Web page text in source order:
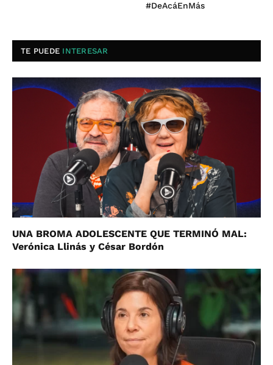
#DeAcáEnMás
TE PUEDE INTERESAR
UNA BROMA ADOLESCENTE QUE TERMINÓ MAL:
Verónica Llinás y César Bordón